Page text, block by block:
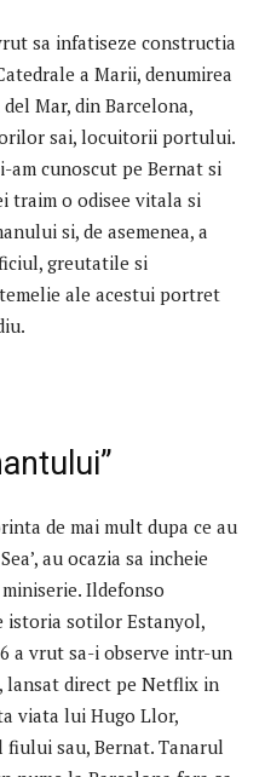
sa infatiseze constructia
a Marii, denumirea
Mar, din Barcelona,
sai, locuitorii portului.
am cunoscut pe Bernat si
traim o odisee vitala si
si, de asemenea, a
greutatile si
ale acestui portret
de mai mult dupa ce au
au ocazia sa incheie
Ildefonso
istoria sotilor Estanyol,
a vrut sa-i observe intr-un
lansat direct pe Netflix in
viata lui Hugo Llor,
sau, Bernat. Tanarul